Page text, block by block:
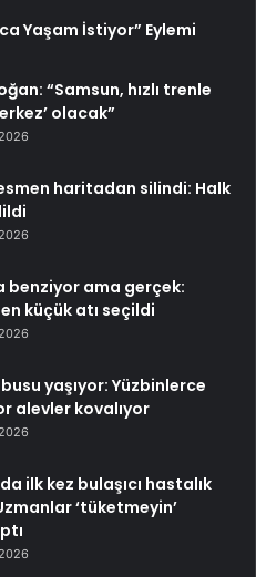
Yaşam İstiyor” Eylemi
“Samsun, hızlı trenle
olacak”
haritadan silindi: Halk
benziyor ama gerçek:
küçük atı seçildi
yaşıyor: Yüzbinlerce
alevler kovalıyor
ilk kez bulaşıcı hastalık
‘tüketmeyin’